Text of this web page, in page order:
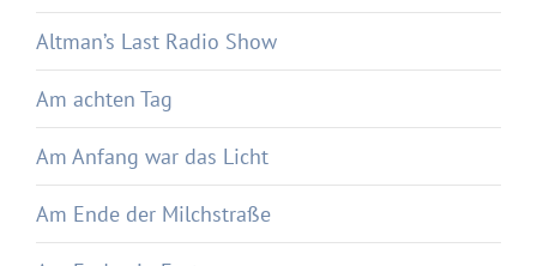
Altman’s Last Radio Show
Am achten Tag
Am Anfang war das Licht
Am Ende der Milchstraße